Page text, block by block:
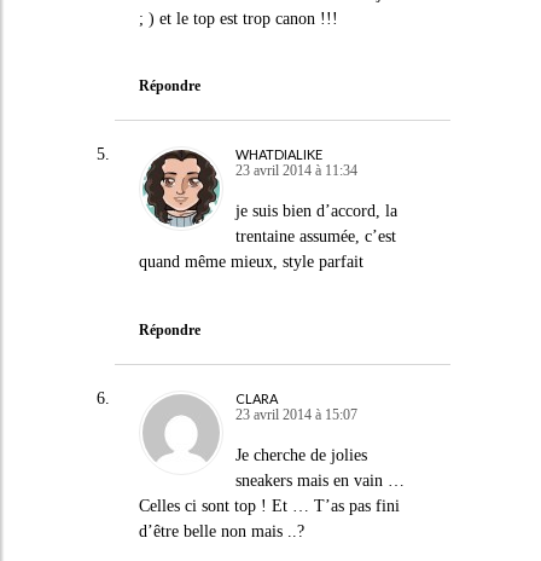
; ) et le top est trop canon !!!
Répondre
WHATDIALIKE
23 avril 2014 à 11:34
je suis bien d’accord, la
trentaine assumée, c’est
quand même mieux, style parfait
Répondre
CLARA
23 avril 2014 à 15:07
Je cherche de jolies
sneakers mais en vain …
Celles ci sont top ! Et … T’as pas fini
d’être belle non mais ..?